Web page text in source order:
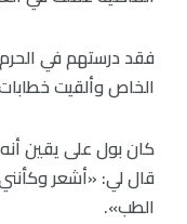
فقد درستهم في
الخاص وألقيت
كان بول على يقين
قال لي: «أشعر وكأنني
الطب».